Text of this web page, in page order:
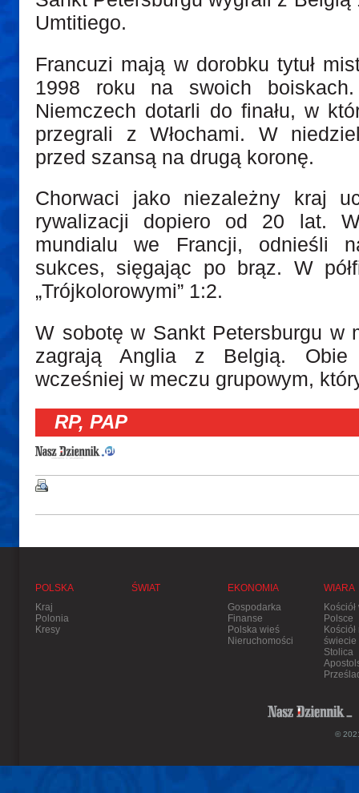
Umtitiego.
Francuzi mają w dorobku tytuł
1998 roku na swoich
Niemczech dotarli do finału, w
przegrali z Włochami. W
przed szansą na drugą koronę.
Chorwaci jako niezależny kraj
rywalizacji dopiero od 20 lat.
mundialu we Francji, odnieśli
sukces, sięgając po brąz. W
„Trójkolorowymi” 1:2.
W sobotę w Sankt Petersburgu w
zagrają Anglia z Belgią. Obie
wcześniej w meczu grupowym,
RP, PAP
POLSKA
Kraj
Polonia
Kresy
ŚWIAT
EKONOMIA
Gospodarka
Finanse
Polska wieś
Nieruchomości
WIARA
Kościół
Polsce
Kościół
świecie
Stolica
©